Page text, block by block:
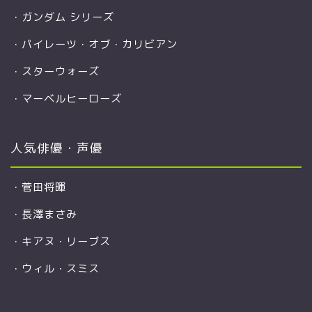
・ ガンダム シリーズ
・ パイレーツ・オブ・カリビアン
・ スターウォーズ
・ マーベルヒーローズ
人気俳優・声優
・ 菅田将暉
・ 長澤まさみ
・ キアヌ・リーブス
・ ウィル・スミス